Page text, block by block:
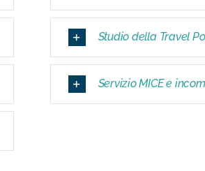
Studio della Travel
Servizio MICE e